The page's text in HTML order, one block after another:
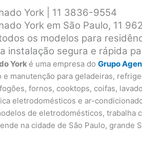
York | 11 3836-9554
York em São Paulo, 11
os modelos para
instalação segura e rápida
York é uma empresa do Grupo
manutenção para geladeiras,
fornos, cooktops, coifas,
eletrodomésticos e ar-
de eletrodomésticos, trabalha
na cidade de São Paulo, grande